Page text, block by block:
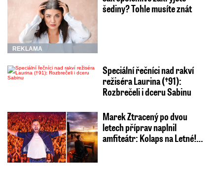
REKLAMA
šediny? Tohle musíte znát
Speciální řečníci nad rakví
režiséra Laurina (†91):
Rozbrečeli i dceru Sabinu
Marek Ztracený po dvou
letech příprav naplnil
amfiteátr: Kolaps na Letné!…